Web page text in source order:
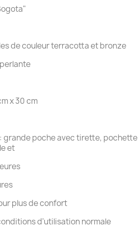
de couleur terracotta et bronze
x 30 cm
grande poche avec tirette, pochette
et
plus de confort
d'utilisation normale